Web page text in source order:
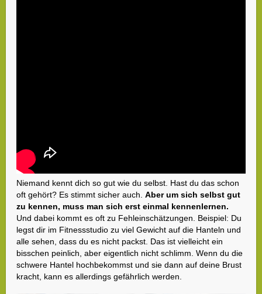
Niemand kennt dich so gut wie du selbst. Hast du das schon
oft gehört? Es stimmt sicher auch. Aber um sich selbst gut
zu kennen, muss man sich erst einmal kennenlernen.
Und dabei kommt es oft zu Fehleinschätzungen. Beispiel: Du
legst dir im Fitnessstudio zu viel Gewicht auf die Hanteln und
alle sehen, dass du es nicht packst. Das ist vielleicht ein
bisschen peinlich, aber eigentlich nicht schlimm. Wenn du die
schwere Hantel hochbekommst und sie dann auf deine Brust
kracht, kann es allerdings gefährlich werden.